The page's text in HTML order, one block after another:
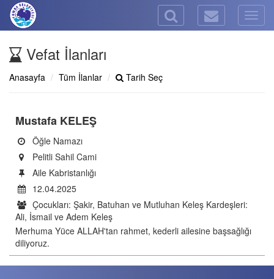
Vefat İlanları
Anasayfa Tüm İlanlar Tarih Seç
Mustafa KELEŞ
Öğle Namazı
Pelitli Sahil Cami
Aile Kabristanlığı
12.04.2025
Çocukları: Şakir, Batuhan ve Mutluhan Keleş Kardeşleri:
Ali, İsmail ve Adem Keleş
Merhuma Yüce ALLAH'tan rahmet, kederli ailesine başsağlığı
diliyoruz.